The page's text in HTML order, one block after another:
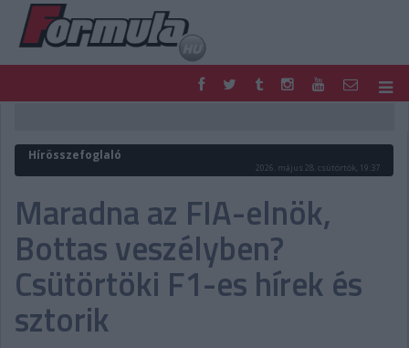
FORMULA
MOTOR
PODCAST
SHOP
LIVE
TIPPJÁTÉK
DIGITÁLIS MAGAZIN
PONTÁLLÁSOK
VERSENYNAPTÁRAK
Hírösszefoglaló
2026. május 28. csütörtök, 19:37
Maradna az FIA-elnök,
Bottas veszélyben?
Csütörtöki F1-es hírek és
sztorik